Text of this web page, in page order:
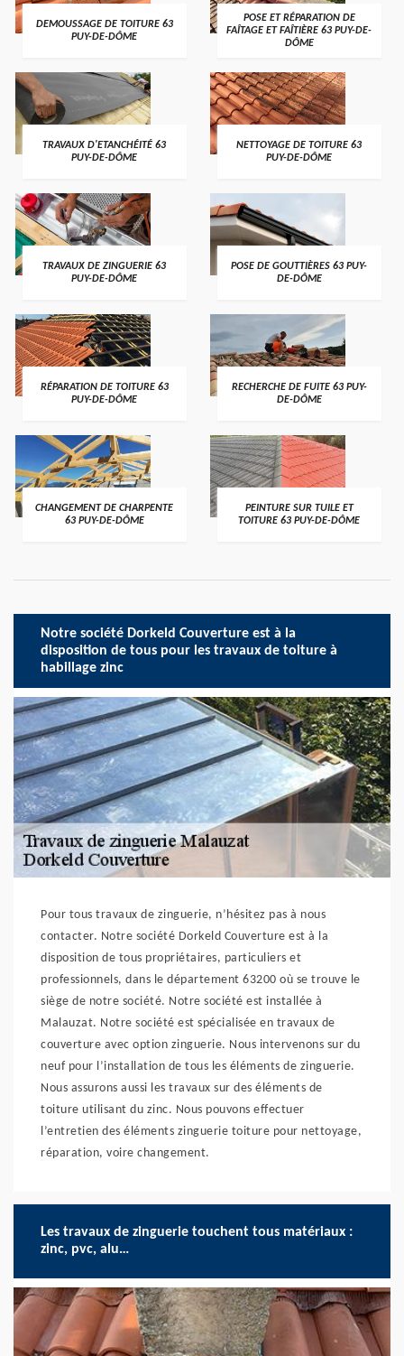
DEMOUSSAGE DE TOITURE 63
PUY-DE-DÔME
POSE ET RÉPARATION DE
FAÎTAGE ET FAÎTIÈRE 63 PUY-DE-
DÔME
TRAVAUX D'ETANCHÉITÉ 63
PUY-DE-DÔME
NETTOYAGE DE TOITURE 63
PUY-DE-DÔME
TRAVAUX DE ZINGUERIE 63
PUY-DE-DÔME
POSE DE GOUTTIÈRES 63 PUY-
DE-DÔME
RÉPARATION DE TOITURE 63
PUY-DE-DÔME
RECHERCHE DE FUITE 63 PUY-
DE-DÔME
CHANGEMENT DE CHARPENTE
63 PUY-DE-DÔME
PEINTURE SUR TUILE ET
TOITURE 63 PUY-DE-DÔME
Notre société Dorkeld Couverture est à la
disposition de tous pour les travaux de toiture à
habillage zinc
Pour tous travaux de zinguerie, n’hésitez pas à nous
contacter. Notre société Dorkeld Couverture est à la
disposition de tous propriétaires, particuliers et
professionnels, dans le département 63200 où se trouve le
siège de notre société. Notre société est installée à
Malauzat. Notre société est spécialisée en travaux de
couverture avec option zinguerie. Nous intervenons sur du
neuf pour l’installation de tous les éléments de zinguerie.
Nous assurons aussi les travaux sur des éléments de
toiture utilisant du zinc. Nous pouvons effectuer
l’entretien des éléments zinguerie toiture pour nettoyage,
réparation, voire changement.
Les travaux de zinguerie touchent tous matériaux :
zinc, pvc, alu…